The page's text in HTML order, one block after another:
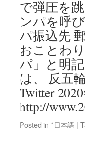
で弾圧を
ンパを呼
パ振込先
おことわ
パ」と明
は、 反五
Twitter
http://
Posted in *日本語 |